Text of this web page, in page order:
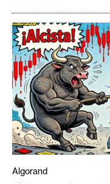
Algorand